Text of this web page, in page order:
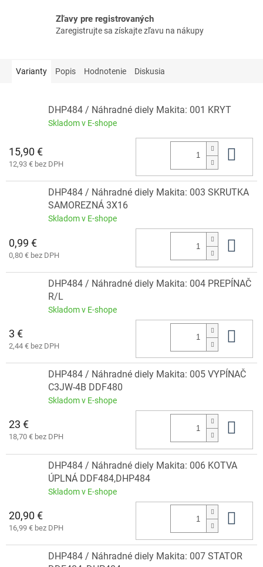
Zľavy pre registrovaných
Zaregistrujte sa získajte zľavu na nákupy
Varianty Popis Hodnotenie Diskusia
DHP484 / Náhradné diely Makita: 001 KRYT
Skladom v E-shope
15,90 €
12,93 € bez DPH
DHP484 / Náhradné diely Makita: 003 SKRUTKA
SAMOREZNÁ 3X16
Skladom v E-shope
0,99 €
0,80 € bez DPH
DHP484 / Náhradné diely Makita: 004 PREPÍNAČ
R/L
Skladom v E-shope
3 €
2,44 € bez DPH
DHP484 / Náhradné diely Makita: 005 VYPÍNAČ
C3JW-4B DDF480
Skladom v E-shope
23 €
18,70 € bez DPH
DHP484 / Náhradné diely Makita: 006 KOTVA
ÚPLNÁ DDF484,DHP484
Skladom v E-shope
20,90 €
16,99 € bez DPH
DHP484 / Náhradné diely Makita: 007 STATOR